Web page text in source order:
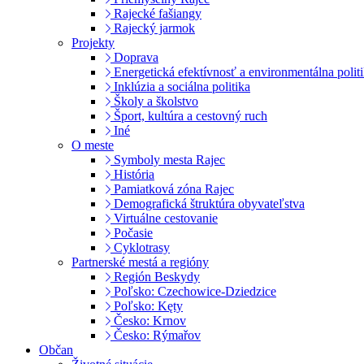
Rajecké fašiangy
Rajecký jarmok
Projekty
Doprava
Energetická efektívnosť a environmentálna
Inklúzia a sociálna politika
Školy a školstvo
Šport, kultúra a cestovný ruch
Iné
O meste
Symboly mesta Rajec
História
Pamiatková zóna Rajec
Demografická štruktúra obyvateľstva
Virtuálne cestovanie
Počasie
Cyklotrasy
Partnerské mestá a regióny
Región Beskydy
Poľsko: Czechowice-Dziedzice
Poľsko: Kęty
Česko: Krnov
Česko: Rýmařov
Občan